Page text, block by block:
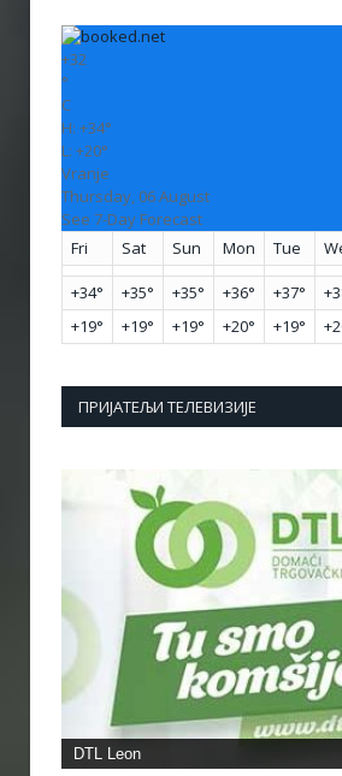
+32
°
C
H: +34°
L: +20°
Vranje
Thursday, 06 August
See 7-Day Forecast
Fri
Sat Sun Mon Tue
+34° +35° +35° +36° +37° +
+19° +19° +19° +20° +19° +
ПРИЈАТЕЉИ ТЕЛЕВИЗИЈЕ
DTL Leon